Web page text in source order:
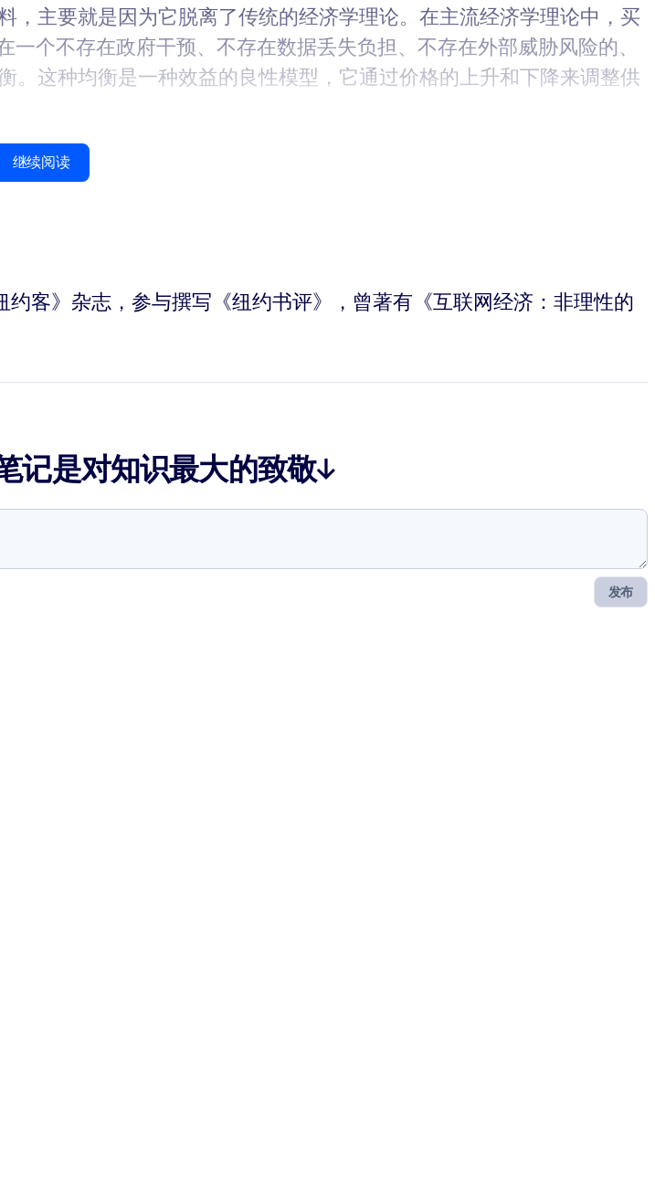
，主要就是因为它脱离了传统的经济学理论。在主流经济学理论中，买
个不存在政府干预、不存在数据丢失负担、不存在外部威胁风险的、
这种均衡是一种效益的良性模型，它通过价格的上升和下降来调整供
继续阅读
约客》杂志，参与撰写《纽约书评》，曾著有《互联网经济：非理性的
记是对知识最大的致敬↓
发布